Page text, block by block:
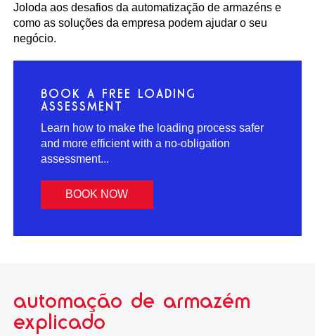
Joloda aos desafios da automatização de armazéns e
como as soluções da empresa podem ajudar o seu
negócio.
BOOK A FREE LOADING
ASSESSMENT
Learn how to make the loading process safer
and more efficient with a no-obligation
assessment...
BOOK NOW
automação de armazém
explicado